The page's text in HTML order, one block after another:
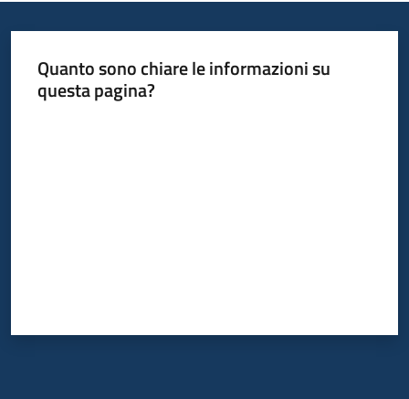
Quanto sono chiare le informazioni su
questa pagina?